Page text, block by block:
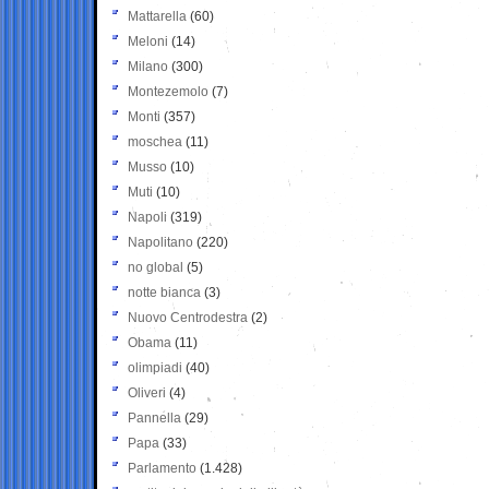
Mattarella (60)
Meloni (14)
Milano (300)
Montezemolo (7)
Monti (357)
moschea (11)
Musso (10)
Muti (10)
Napoli (319)
Napolitano (220)
no global (5)
notte bianca (3)
Nuovo Centrodestra (2)
Obama (11)
olimpiadi (40)
Oliveri (4)
Pannella (29)
Papa (33)
Parlamento (1.428)